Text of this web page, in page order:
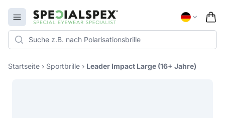
Open menu
Specialspex Logo
Startseite › Sportbrille › Leader Impact Large (16+ Jahre)